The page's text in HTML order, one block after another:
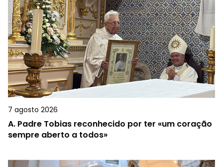
7 agosto 2026
A. Padre Tobias reconhecido por ter «um coração
sempre aberto a todos»